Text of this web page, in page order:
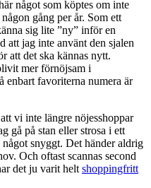
något som köptes om inte
gång per år. Som ett
sig lite ”ny” inför en
att jag inte använt den sjalen
att det ska kännas nytt.
mer förnöjsam i
enbart favoriterna numera är
vi inte längre nöjesshoppar
gå på stan eller strosa i ett
snyggt. Det händer aldrig
Och oftast scannas second
det ju varit helt shoppingfritt